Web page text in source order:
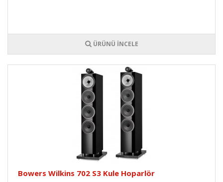
ÜRÜNÜ İNCELE
Bowers Wilkins 702 S3 Kule Hoparlör